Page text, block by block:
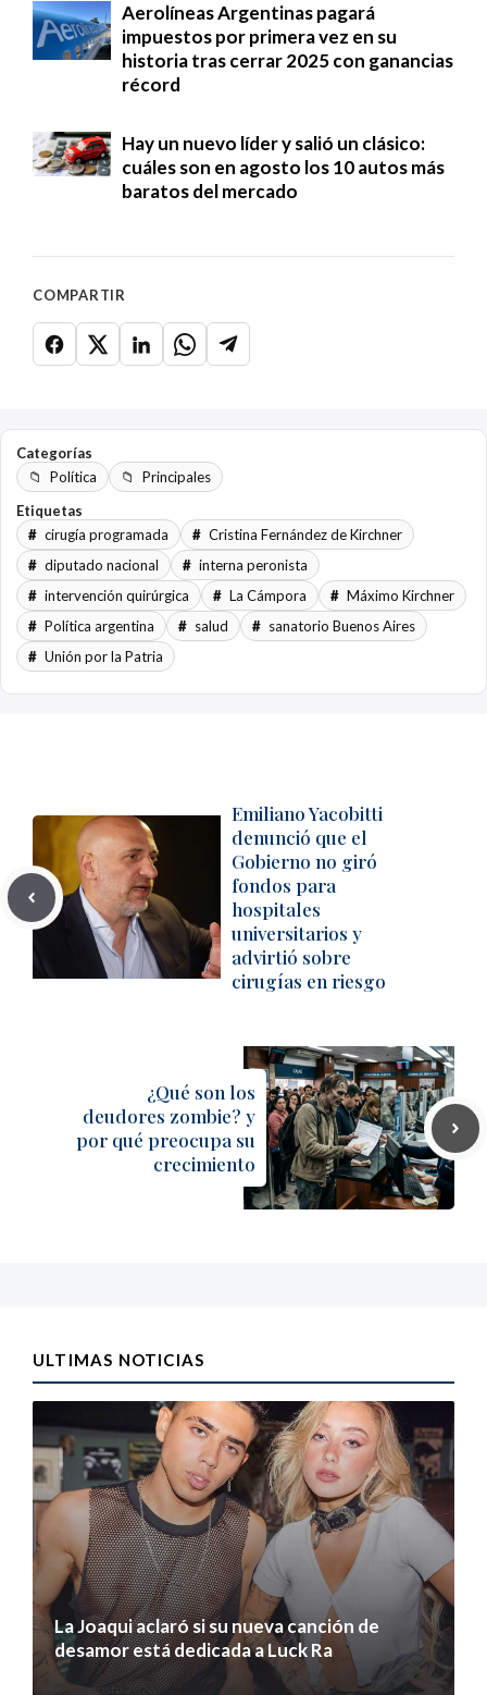
Aerolíneas Argentinas pagará
impuestos por primera vez en su
historia tras cerrar 2025 con ganancias
récord
Hay un nuevo líder y salió un clásico:
cuáles son en agosto los 10 autos más
baratos del mercado
COMPARTIR
Categorías
Política
Principales
Etiquetas
cirugía programada
Cristina Fernández de Kirchner
diputado nacional
interna peronista
intervención quirúrgica
La Cámpora
Máximo Kirchner
Política argentina
salud
sanatorio Buenos Aires
Unión por la Patria
Emiliano Yacobitti
denunció que el
Gobierno no giró
fondos para
hospitales
universitarios y
advirtió sobre
cirugías en riesgo
¿Qué son los
deudores zombie? y
por qué preocupa su
crecimiento
ULTIMAS NOTICIAS
La Joaqui aclaró si su nueva canción de
desamor está dedicada a Luck Ra
7 agosto 2026